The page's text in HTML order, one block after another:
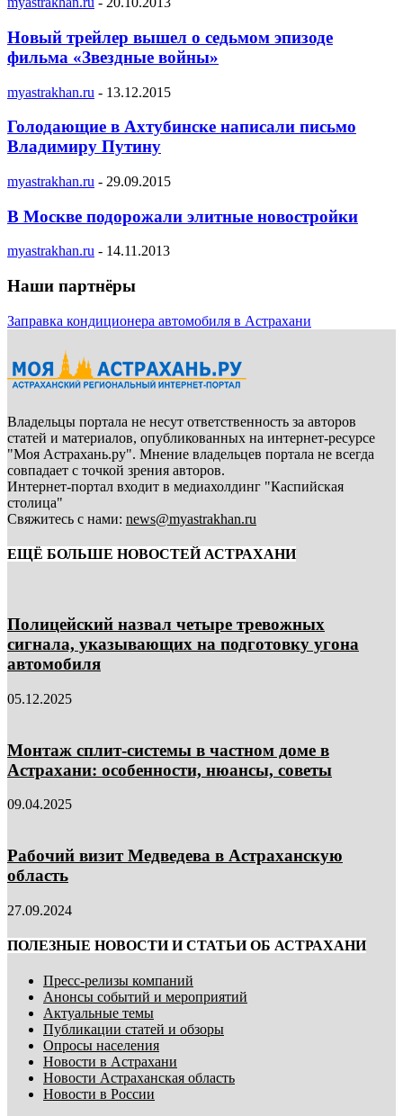
Новый трейлер вышел о седьмом эпизоде
фильма «Звездные войны»
myastrakhan.ru - 13.12.2015
Голодающие в Ахтубинске написали письмо
Владимиру Путину
myastrakhan.ru - 29.09.2015
В Москве подорожали элитные новостройки
myastrakhan.ru - 14.11.2013
Наши партнёры
Заправка кондиционера автомобиля в Астрахани
Владельцы портала не несут ответственность за авторов
статей и материалов, опубликованных на интернет-ресурсе
"Моя Астрахань.ру". Мнение владельцев портала не всегда
совпадает с точкой зрения авторов.
Интернет-портал входит в медиахолдинг "Каспийская
столица"
Свяжитесь с нами: news@myastrakhan.ru
ЕЩЁ БОЛЬШЕ НОВОСТЕЙ АСТРАХАНИ
Полицейский назвал четыре тревожных
сигнала, указывающих на подготовку угона
автомобиля
05.12.2025
Монтаж сплит-системы в частном доме в
Астрахани: особенности, нюансы, советы
09.04.2025
Рабочий визит Медведева в Астраханскую
область
27.09.2024
ПОЛЕЗНЫЕ НОВОСТИ И СТАТЬИ ОБ АСТРАХАНИ
Пресс-релизы компаний
Анонсы событий и мероприятий
Актуальные темы
Публикации статей и обзоры
Опросы населения
Новости в Астрахани
Новости Астраханская область
Новости в России